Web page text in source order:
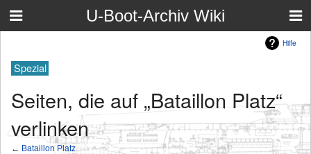
U-Boot-Archiv Wiki
Hilfe
Spezial
Seiten, die auf „Bataillon Platz“
verlinken
← Bataillon Platz